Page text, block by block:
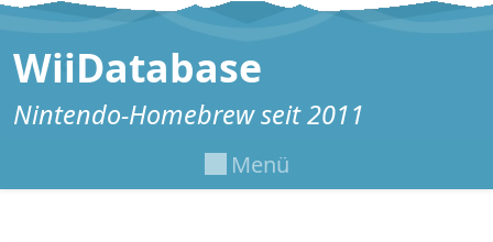
Zum Inhalt springen
WiiDatabase
Nintendo-Homebrew seit 2011
Menü